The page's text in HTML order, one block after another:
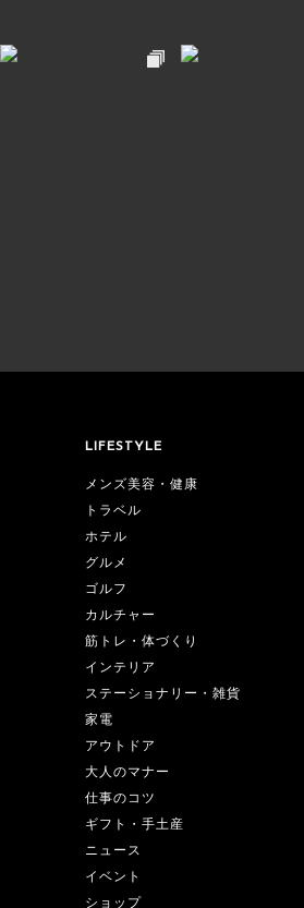
LIFESTYLE
メンズ美容・健康
トラベル
ホテル
グルメ
ゴルフ
カルチャー
筋トレ・体づくり
インテリア
ステーショナリー・雑貨
家電
アウトドア
大人のマナー
仕事のコツ
ギフト・手土産
ニュース
イベント
ショップ